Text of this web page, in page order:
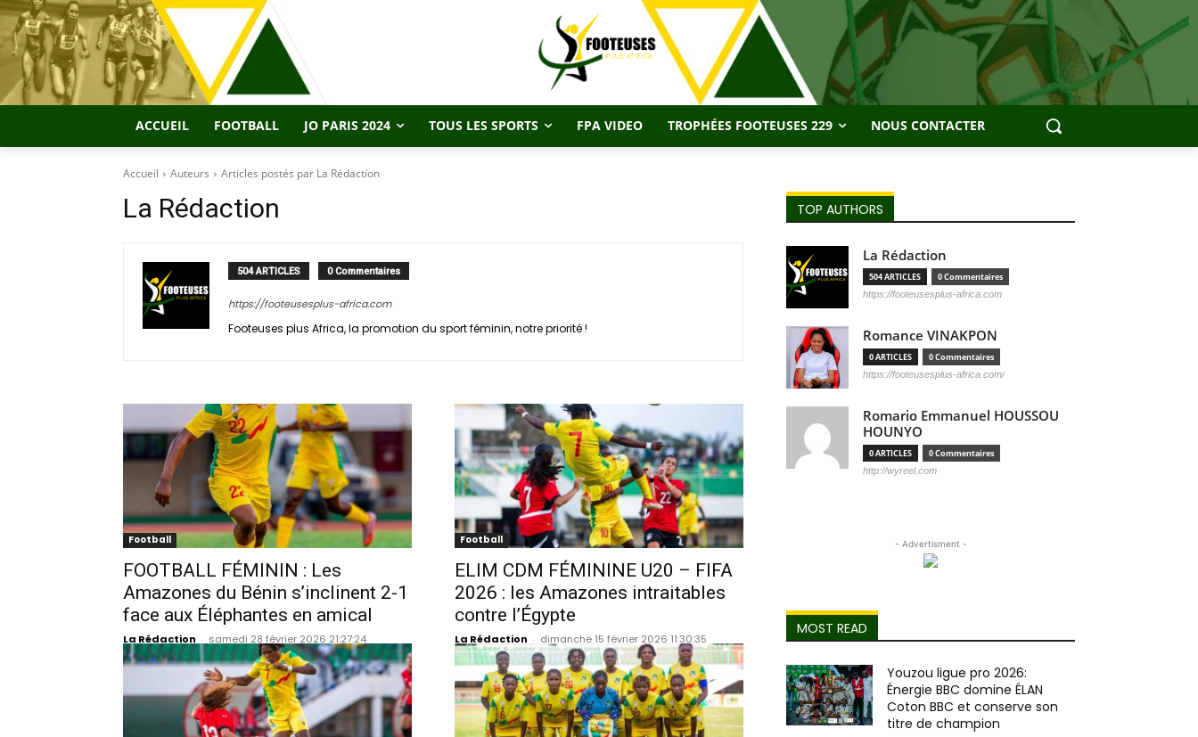
ACCUEIL FOOTBALL JO PARIS 2024 TOUS LES SPORTS FPA VIDEO TROPHÉES FOOTEUSES 229 NOUS CONTACTER
Accueil Auteurs Articles postés par La Rédaction
La Rédaction
504 ARTICLES 0 Commentaires
https://footeusesplus-africa.com
Footeuses plus Africa, la promotion du sport féminin, notre priorité !
Football
FOOTBALL FÉMININ : Les
Amazones du Bénin s’inclinent 2-1
face aux Éléphantes en amical
La Rédaction - samedi 28 février 2026 21:27:24
Football
ELIM CDM FÉMININE U20 – FIFA
2026 : les Amazones intraitables
contre l’Égypte
La Rédaction - dimanche 15 février 2026 11:30:35
TOP AUTHORS
La Rédaction
504 ARTICLES 0 Commentaires
https://footeusesplus-africa.com
Romance VINAKPON
0 ARTICLES 0 Commentaires
https://footeusesplus-africa.com/
Romario Emmanuel HOUSSOU
HOUNYO
0 ARTICLES 0 Commentaires
http://wyreel.com
- Advertisment -
MOST READ
Youzou ligue pro 2026:
Énergie BBC domine ÉLAN
Coton BBC et conserve son
titre de champion